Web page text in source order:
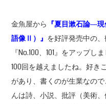
金魚屋から 『夏目漱石論―
語像Ⅱ ）』 を好評発売中の
『No.100、101』をアップし
100回を越えましたね。好き
があり、書くのが生業なの
んは詩、小説、批評（美術